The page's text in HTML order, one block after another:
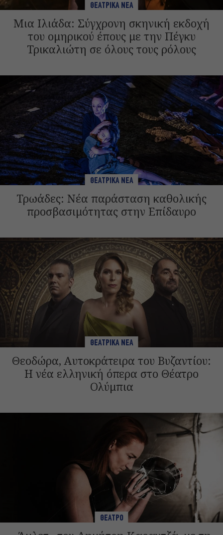
ΘΕΑΤΡΙΚΑ ΝΕΑ
Μια Ιλιάδα: Σύγχρονη σκηνική εκδοχή
του ομηρικού έπους με την Πέγκυ
Τρικαλιώτη σε όλους τους ρόλους
ΘΕΑΤΡΙΚΑ ΝΕΑ
Τρωάδες: Νέα παράσταση καθολικής
προσβασιμότητας στην Επίδαυρο
ΘΕΑΤΡΙΚΑ ΝΕΑ
Θεοδώρα, Αυτοκράτειρα του Βυζαντίου:
Η νέα ελληνική όπερα στο Θέατρο
Ολύμπια
ΘΕΑΤΡΟ